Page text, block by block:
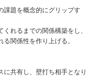
課題を概念的にグリップす
れるまでの関係構築をし、
関係性を作り上げる。
に共有し、壁打ち相手となり